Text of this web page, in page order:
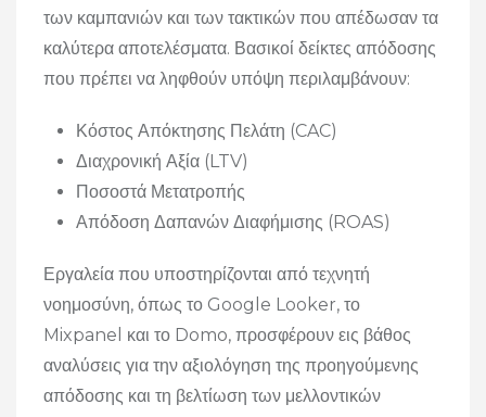
των καμπανιών και των τακτικών που απέδωσαν τα
καλύτερα αποτελέσματα. Βασικοί δείκτες απόδοσης
που πρέπει να ληφθούν υπόψη περιλαμβάνουν:
Κόστος Απόκτησης Πελάτη (CAC)
Διαχρονική Αξία (LTV)
Ποσοστά Μετατροπής
Απόδοση Δαπανών Διαφήμισης (ROAS)
Εργαλεία που υποστηρίζονται από τεχνητή
νοημοσύνη, όπως το Google Looker, το
Mixpanel και το Domo, προσφέρουν εις βάθος
αναλύσεις για την αξιολόγηση της προηγούμενης
απόδοσης και τη βελτίωση των μελλοντικών